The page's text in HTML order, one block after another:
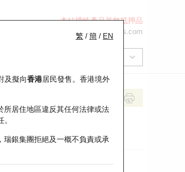
本結構性產品並無抵押品
ol-hkwarrants@ubs.com
繁 / 簡 / EN
及擬向香港居民發售。香港境外
所居住地區違反其任何法律或法
銀集團拒絕及一概不負責或承